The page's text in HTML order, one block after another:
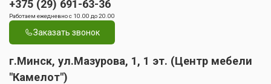
+375 (29) 691-63-36
Работаем ежедневно с 10.00 до 20.00
Заказать звонок
г.Минск, ул.Мазурова, 1, 1 эт. (Центр мебели
"Камелот")